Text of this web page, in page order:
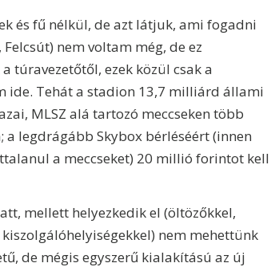
és fű nélkül, de azt látjuk, ami fogadni
nem voltam még, de ez
túravezetőtől, ezek közül csak a
ide. Tehát a stadion 13,7 milliárd állami
MLSZ alá tartozó meccseken több
a legdrágább Skybox bérléséért (innen
a meccseket) 20 millió forintot kell
mellett helyezkedik el (öltözőkkel,
nem mehettünk
de mégis egyszerű kialakítású az új